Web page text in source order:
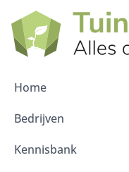
Home
Bedrijven
Kennisbank